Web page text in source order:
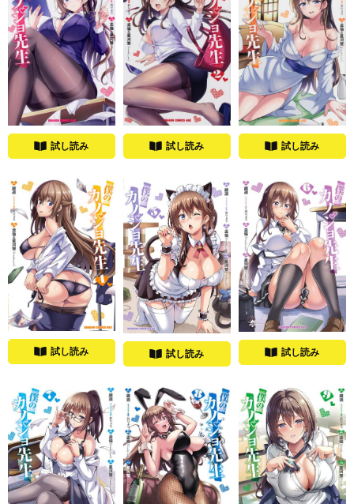
試し読み 試し読み 試し読み
試し読み 試し読み 試し読み